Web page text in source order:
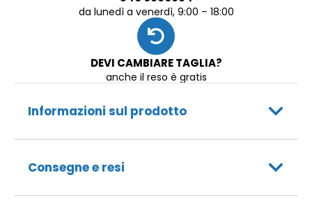
da lunedì a venerdì, 9:00 – 18:00
DEVI CAMBIARE TAGLIA?
anche il reso è gratis
Informazioni sul prodotto
Consegne e resi